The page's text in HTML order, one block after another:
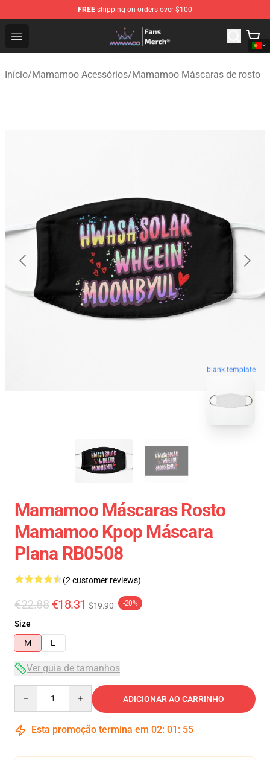
FREE shipping on orders over $100
Open menu
Mamamoo Store - Official Mamamoo Merchandise Shop
Início/Mamamoo Acessórios/Mamamoo Máscaras de rosto
blank template
Mamamoo Máscaras Rosto
Mamamoo Kpop Máscara
Plana RB0508
(2 customer reviews)
€22.88 €18.31 $19.90 -20%
Size
M
L
Ver guia de tamanhos
ADICIONAR AO CARRINHO
Esta promoção termina em 02: 01 : 54